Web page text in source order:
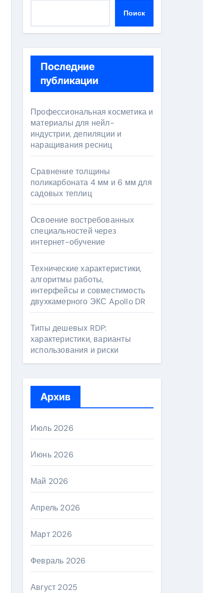
Поиск
Последние
публикации
Профессиональная косметика и
материалы для нейл-
индустрии, депиляции и
наращивания ресниц
Сравнение толщины
поликарбоната 4 мм и 6 мм для
садовых теплиц
Освоение востребованных
специальностей через
интернет-обучение
Технические характеристики,
алгоритмы работы,
интерфейсы и совместимость
двухкамерного ЭКС Apollo DR
Типы дешевых RDP:
характеристики, варианты
использования и риски
Архив
Июль 2026
Июнь 2026
Май 2026
Апрель 2026
Март 2026
Февраль 2026
Август 2025